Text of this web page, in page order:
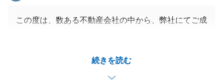
続きを読む
この度は、数ある不動産会社の中から、弊社にてご成
こと、大変申し訳ございませんでした。
Y様、O様のお力添えもあり、良い購入者様とのご縁